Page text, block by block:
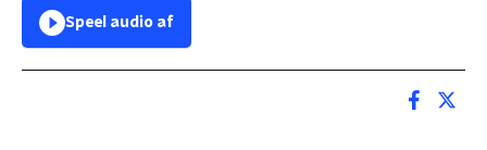
Speel audio af